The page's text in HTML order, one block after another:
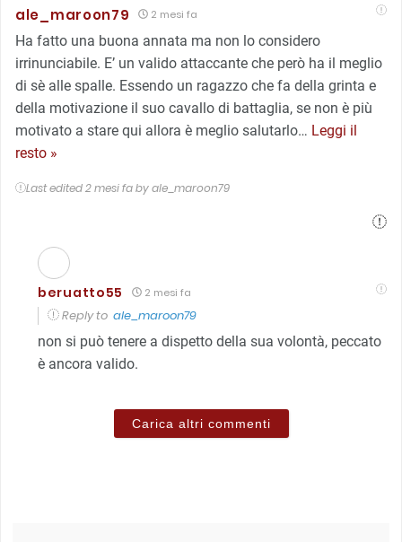
ale_maroon79 2 mesi fa
Ha fatto una buona annata ma non lo considero
irrinunciabile. E’ un valido attaccante che però ha il meglio
di sè alle spalle. Essendo un ragazzo che fa della grinta e
della motivazione il suo cavallo di battaglia, se non è più
motivato a stare qui allora è meglio salutarlo… Leggi il
resto »
Last edited 2 mesi fa by ale_maroon79
beruatto55 2 mesi fa
Reply to ale_maroon79
non si può tenere a dispetto della sua volontà, peccato
è ancora valido.
Carica altri commenti